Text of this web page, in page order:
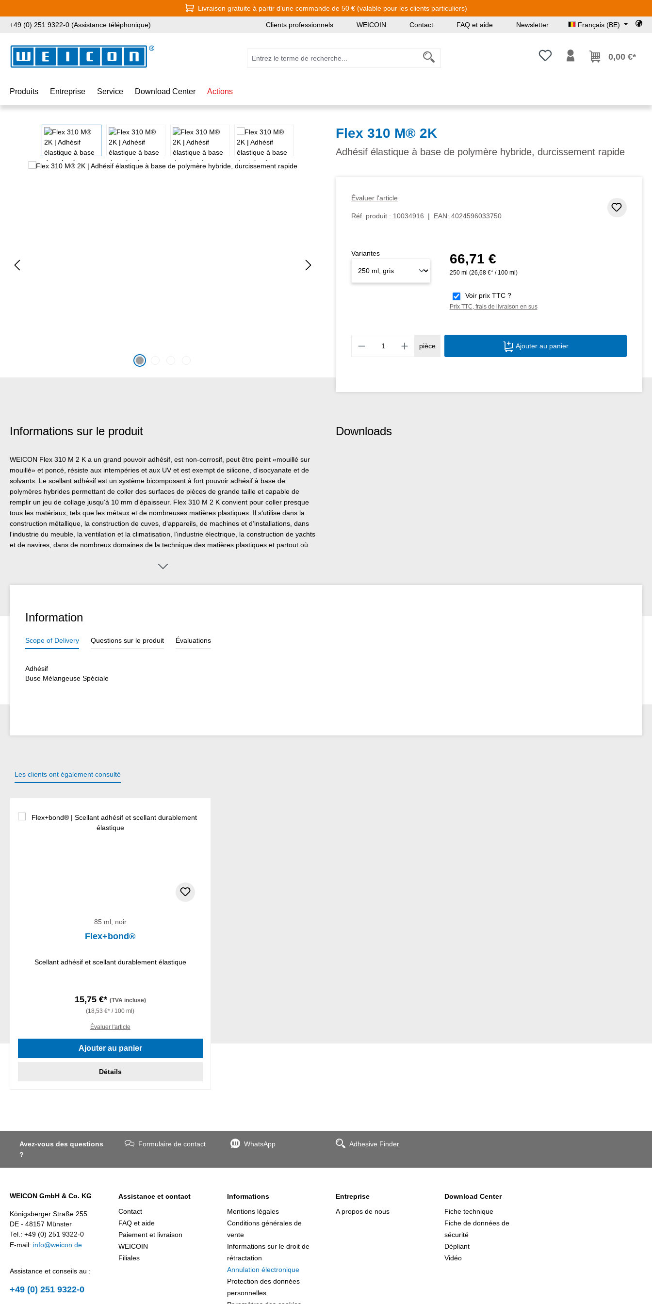
Livraison gratuite à partir d'une commande de 50 € (valable pour les clients particuliers)
+49 (0) 251 9322-0 (Assistance téléphonique) Clients professionnels WEICOIN Contact FAQ et aide Newsletter Français (BE)
Vous avez 0 articles dans votre
0,00 €*
Produits Entreprise Service Download Center Actions
Ignorer la galerie d'images Flex 310 M® 2K
Adhésif élastique à base de polymère hybride, durcissement rapide
Évaluer l'article
Réf. produit : 10034916 | EAN: 4024596033750
Prix régulier :
66,71 €
250 ml (26,68 €* / 100 ml)
Voir prix TTC ?
Prix TTC, frais de livraison en sus
Variantes
Quantité de produit : Entrez la quantité
pièce Ajouter au panier
Informations sur le produit
WEICON Flex 310 M 2 K a un grand pouvoir adhésif, est non-corrosif, peut être peint «mouillé sur
mouillé» et poncé, résiste aux intempéries et aux UV et est exempt de silicone, d‘isocyanate et de
solvants. Le scellant adhésif est un système bicomposant à fort pouvoir adhésif à base de
polymères hybrides permettant de coller des surfaces de pièces de grande taille et capable de
remplir un jeu de collage jusqu‘à 10 mm d‘épaisseur. Flex 310 M 2 K convient pour coller presque
tous les matériaux, tels que les métaux et de nombreuses matières plastiques. Il s‘utilise dans la
construction métallique, la construction de cuves, d‘appareils, de machines et d‘installations, dans
l‘industrie du meuble, la ventilation et la climatisation, l‘industrie électrique, la construction de yachts
et de navires, dans de nombreux domaines de la technique des matières plastiques et partout où
Downloads
Information
Scope of Delivery Questions sur le produit Évaluations
Adhésif
Buse Mélangeuse Spéciale
Les clients ont également consulté
85 ml, noir
Flex+bond®
Scellant adhésif et scellant durablement élastique
15,75 €* (TVA incluse)
(18,53 €* / 100 ml)
Évaluer l'article
Ajouter au panier
Détails
Avez-vous des questions
?
Formulaire de contact WhatsApp Adhesive Finder
WEICON GmbH & Co. KG
Königsberger Straße 255
DE - 48157 Münster
Tel.: +49 (0) 251 9322-0
E-mail: info@weicon.de
Assistance et conseils au :
+49 (0) 251 9322-0
Assistance et contact
Contact
FAQ et aide
Paiement et livraison
WEICOIN
Filiales
Informations
Mentions légales
Conditions générales de
vente
Informations sur le droit de
rétractation
Annulation électronique
Protection des données
personnelles
Entreprise
A propos de nous
Download Center
Fiche technique
Fiche de données de
sécurité
Dépliant
Vidéo